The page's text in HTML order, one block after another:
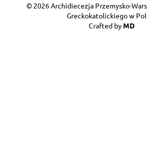
© 2026 Archidiecezja Przemysko-
Greckokatolickiego w
Crafted by MD